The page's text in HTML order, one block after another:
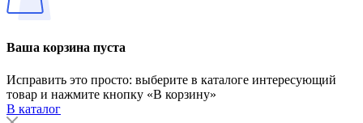
Ваша корзина пуста
Исправить это просто: выберите в каталоге интересующий
товар и нажмите кнопку «В корзину»
В каталог